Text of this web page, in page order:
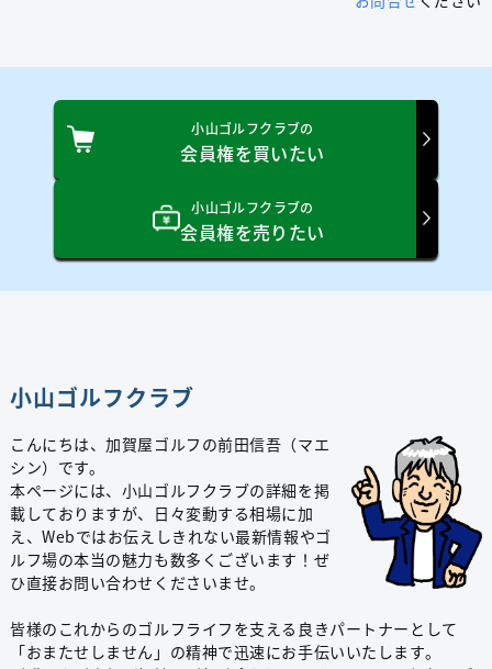
小山ゴルフクラブの
会員権を買いたい
小山ゴルフクラブの
会員権を売りたい
小山ゴルフクラブ
こんにちは、加賀屋ゴルフの前田信吾（マエ
シン）です。
本ページには、小山ゴルフクラブの詳細を掲
載しておりますが、日々変動する相場に加
え、Webではお伝えしきれない最新情報やゴ
ルフ場の本当の魅力も数多くございます！ぜ
ひ直接お問い合わせくださいませ。
皆様のこれからのゴルフライフを支える良きパートナーとして
「おまたせしません」の精神で迅速にお手伝いいたします。